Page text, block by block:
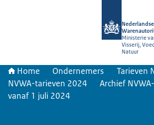
Ministerie
Visserij,
Natuur
Home Ondernemers Tarieven
NVWA-tarieven 2024
Archief
vanaf 1 juli 2024